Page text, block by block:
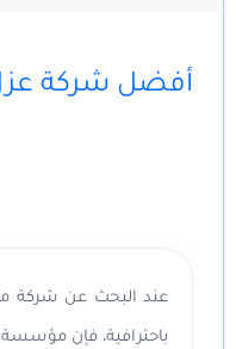
:أفضل شركة
عند البحث عن شركة
باحترافية، فإن